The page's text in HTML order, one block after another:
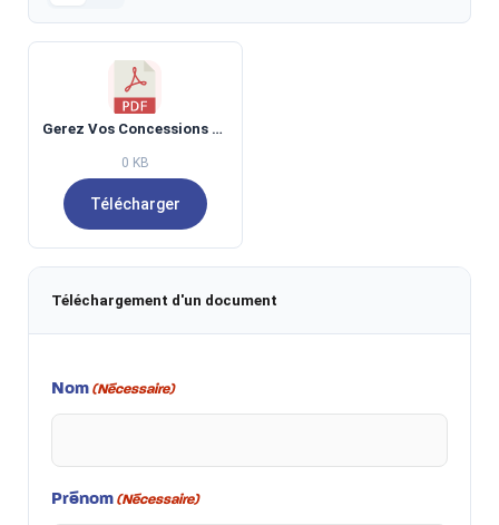
Gerez Vos Concessions De Services
0 KB
Télécharger
Téléchargement d'un document
Nom (Nécessaire)
Prénom (Nécessaire)